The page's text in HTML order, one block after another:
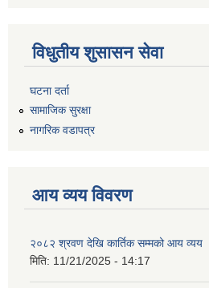
विधुतीय शुसासन सेवा
घटना दर्ता
सामाजिक सुरक्षा
नागरिक वडापत्र
आय व्यय विवरण
२०८२ श्रवण देखि कार्तिक सम्मको आय व्यय
मिति: 11/21/2025 - 14:17